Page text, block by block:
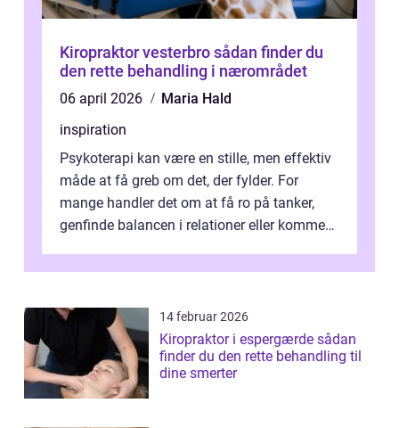
Kiropraktor vesterbro sådan finder du
den rette behandling i nærområdet
06 april 2026
Maria Hald
inspiration
Psykoterapi kan være en stille, men effektiv
måde at få greb om det, der fylder. For
mange handler det om at få ro på tanker,
genfinde balancen i relationer eller komme
14 februar 2026
Kiropraktor i espergærde sådan
finder du den rette behandling til
dine smerter